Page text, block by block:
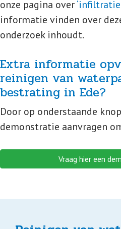
onze pagina over
informatie vinden over
onderzoek inhoudt.
Extra informatie
reinigen van
bestrating in Ede?
Door op onderstaande
demonstratie aanvragen
Vraag hier een